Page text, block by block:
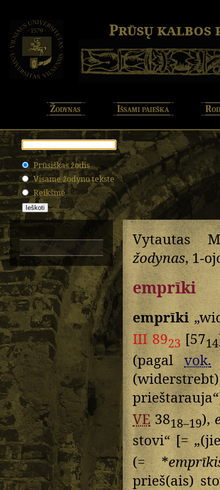
Prūsų kalbos
Žodynas Išsami paieška
Prūsiškas žodis
Visame žodyno tekste
Reikšmė
Vytautas
žodynas, 1-
emprīki
emprīki
III 8923[5714
(pagalvok.
VE3818–19),
stovi“ [=
(= *
prieš(ais)